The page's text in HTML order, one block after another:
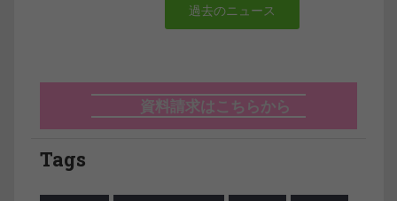
過去のニュース
資料請求はこちらから
Tags